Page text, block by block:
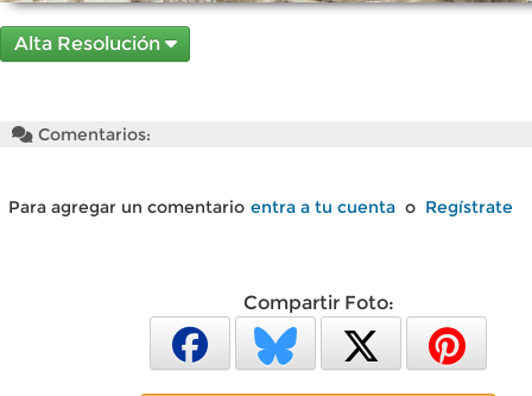
Alta Resolución
Comentarios:
Para agregar un comentario entra a tu cuenta o Regístrate
Compartir Foto: